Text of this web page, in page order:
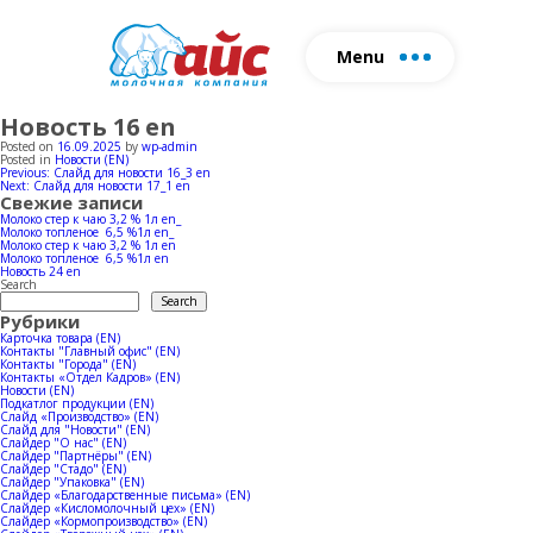
Menu
Fill out the form and we will
contact you
About us
Новость 16 en
Posted on 16.09.2025 by wp-admin
Posted in Новости (EN)
Post
navigation
Previous: Слайд для новости 16_3 en
Next: Слайд для новости 17_1 en
Свежие записи
Молоко стер к чаю 3,2 % 1л en_
Молоко топленое 6,5 %1л en_
Молоко стер к чаю 3,2 % 1л en
Молоко топленое 6,5 %1л en
Новость 24 en
Search
Search
Рубрики
Карточка товара (EN)
Контакты "Главный офис" (EN)
Контакты "Города" (EN)
Контакты «Отдел Кадров» (EN)
Новости (EN)
Подкатлог продукции (EN)
Слайд «Производство» (EN)
Слайд для "Новости" (EN)
Слайдер "О нас" (EN)
Слайдер "Партнёры" (EN)
Слайдер "Стадо" (EN)
Слайдер "Упаковка" (EN)
Слайдер «Благодарственные письма» (EN)
Слайдер «Кисломолочный цех» (EN)
Слайдер «Кормопроизводство» (EN)